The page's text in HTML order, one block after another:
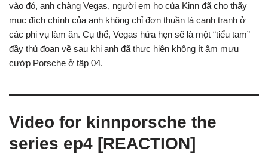
vào đó, anh chàng Vegas, người em họ của Kinn đã cho thấy
mục đích chính của anh không chỉ đơn thuần là cạnh tranh ở
các phi vụ làm ăn. Cụ thể, Vegas hứa hẹn sẽ là một “tiểu tam”
đầy thủ đoạn về sau khi anh đã thực hiện không ít âm mưu
cướp Porsche ở tập 04.
Video for kinnporsche the
series ep4 [REACTION]